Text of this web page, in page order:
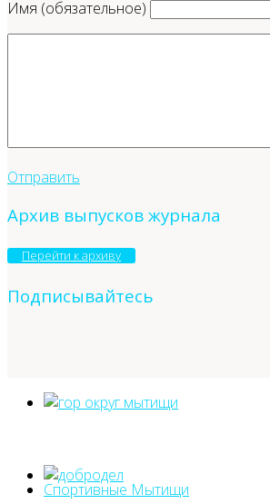
Имя (обязательное)
Отправить
Архив выпусков журнала
Перейти к архиву
Подписывайтесь
Спортивные Мытищи